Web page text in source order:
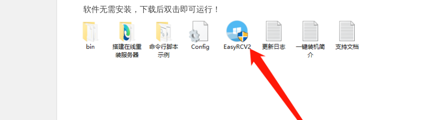
软件无需安装，下载后双击即可运行！